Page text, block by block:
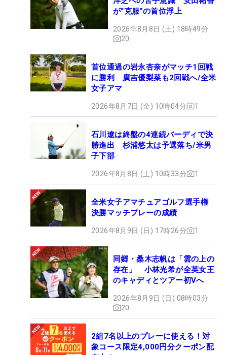
が“克服”の首位浮上
2026年8月8日 (土) 18時49分
20
首位通過の岩永杏奈がマッチ1回戦
に勝利 廣吉優梨菜も2回戦へ/全米
女子アマ
2026年8月7日 (金) 10時04分 1
石川遼は終盤の4連続バーディで決
勝進出 杉浦悠太は予選落ち/米男
子下部
2026年8月8日 (土) 10時33分 1
全米女子アマチュアゴルフ選手権
決勝マッチプレーの成績
2026年8月9日 (日) 17時26分 1
同郷・桑木志帆は「雲の上の
存在」 小林光希が全英女王
のキャディとツアー初Vへ
2026年8月9日 (日) 08時03分
20
2組7名以上のプレーに使える！対
象コース限定4,000円分クーポン配